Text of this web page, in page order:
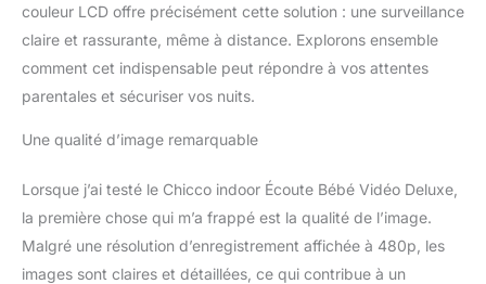
couleur LCD offre précisément cette solution : une surveillance
claire et rassurante, même à distance. Explorons ensemble
comment cet indispensable peut répondre à vos attentes
parentales et sécuriser vos nuits.
Une qualité d’image remarquable
Lorsque j’ai testé le Chicco indoor Écoute Bébé Vidéo Deluxe,
la première chose qui m’a frappé est la qualité de l’image.
Malgré une résolution d’enregistrement affichée à 480p, les
images sont claires et détaillées, ce qui contribue à un